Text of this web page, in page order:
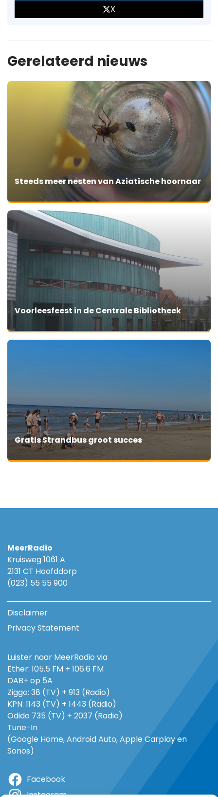
X
Gerelateerd nieuws
Steeds meer nesten van Aziatische hoornaar
Voorleesfeest in de Centrale Bibliotheek
Gratis Strandbus groot succes
MeerRadio
Kruisweg 1061 A
2131 CT Hoofddorp
(023) 55 55 900
Disclaimer
Privacy Statement
Luister naar MeerRadio via
Ether: 105.5 FM + 106.6 FM
DAB+ op 5A
Ziggo: 38 (TV) + 913 (Radio)
KPN: 1143 (TV) + 1443 (Radio)
Odido 735 (TV) + 2037 (Radio)
Tune-In
(Google Home, Android Auto, Apple Carplay en
Sonos)
Facebook